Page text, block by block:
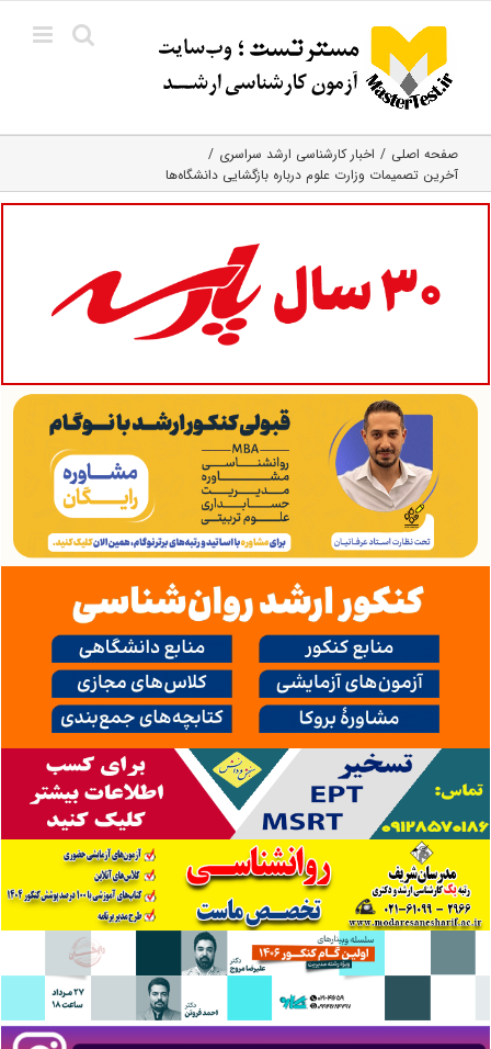
content
صفحه اصلی
اخبار کارشناسی ارشد سراسری
آخرین تصمیمات وزارت علوم درباره بازگشایی دانشگاه‌ها